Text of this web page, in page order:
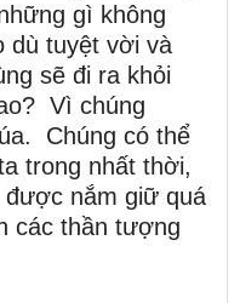
gì không
dù tuyệt vời và
sẽ đi ra khỏi
Vì chúng
Chúng có thể
trong nhất thời,
nắm giữ quá
các thần tượng